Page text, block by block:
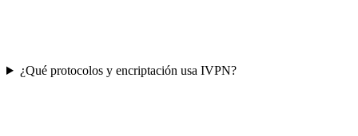
¿Qué protocolos y encriptación usa IVPN?